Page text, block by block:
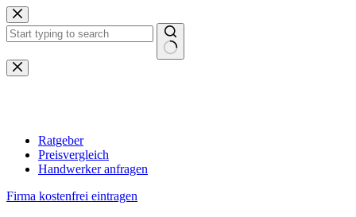
Zum
Inhalt
springen
Keine
Ergebnisse
Ratgeber
Preisvergleich
Handwerker anfragen
Firma kostenfrei eintragen